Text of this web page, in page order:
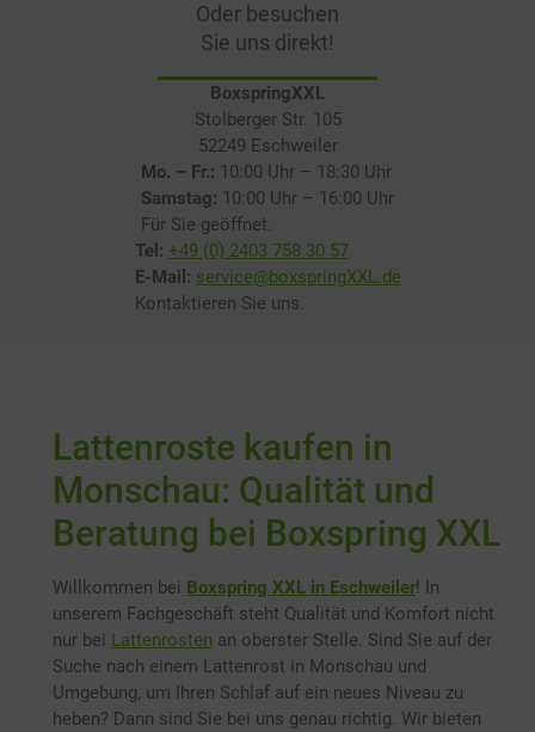
Oder besuchen
Sie uns direkt!
BoxspringXXL
Stolberger Str. 105
52249 Eschweiler
Mo. – Fr.: 10:00 Uhr – 18:30 Uhr
Samstag: 10:00 Uhr – 16:00 Uhr
Für Sie geöffnet.
Tel: +49 (0) 2403 758 30 57
E-Mail: service@boxspringXXL.de
Kontaktieren Sie uns.
Lattenroste kaufen in
Monschau: Qualität und
Beratung bei Boxspring XXL
Willkommen bei Boxspring XXL in Eschweiler! In
unserem Fachgeschäft steht Qualität und Komfort nicht
nur bei Lattenrosten an oberster Stelle. Sind Sie auf der
Suche nach einem Lattenrost in Monschau und
Umgebung, um Ihren Schlaf auf ein neues Niveau zu
heben? Dann sind Sie bei uns genau richtig. Wir bieten